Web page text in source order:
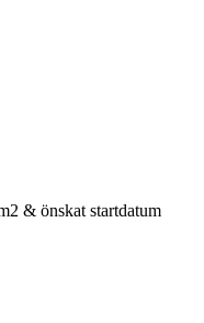
& önskat startdatum